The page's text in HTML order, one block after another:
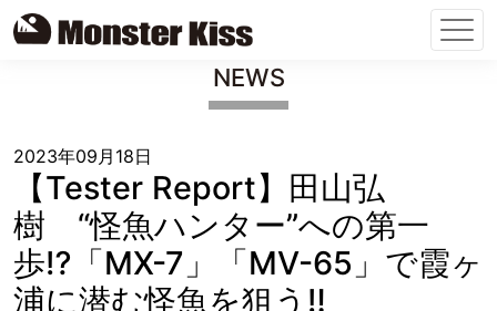
NEWS
2023年09月18日
【Tester Report】田山弘
樹 “怪魚ハンター”への第一
歩⁉︎「MX-7」「MV-65」で霞ヶ
浦に潜む怪魚を狙う‼︎